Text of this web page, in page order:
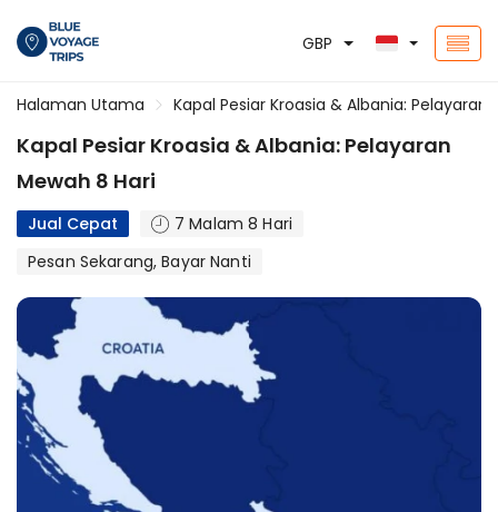
GBP
Halaman Utama Kapal Pesiar Kroasia & Albania: Pelayaran
Kapal Pesiar Kroasia & Albania: Pelayaran
Mewah 8 Hari
Jual Cepat
7 Malam 8 Hari
Pesan Sekarang, Bayar Nanti